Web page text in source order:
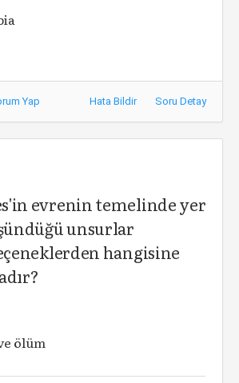
Yap Hata Bildir Soru Detay
evrenin temelinde yer
unsurlar
hangisine
ölüm